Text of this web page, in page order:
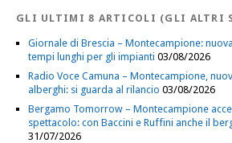
GLI ULTIMI 8 ARTICOLI (GLI ALTRI
Giornale di Brescia – Montecampione:
tempi lunghi per gli impianti 03/08/2026
Radio Voce Camuna – Montecampione,
alberghi: si guarda al rilancio 03/08/2026
Bergamo Tomorrow – Montecampione
spettacolo: con Baccini e Ruffini anche il
31/07/2026